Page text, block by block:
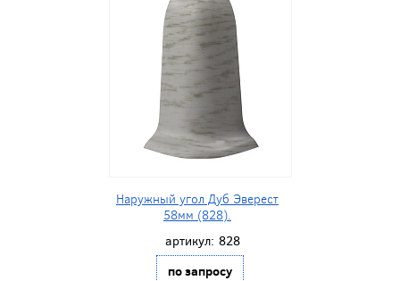
Наружный угол Дуб Эверест
58мм (828).
артикул: 828
по запросу